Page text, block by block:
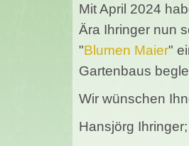
Mit April 2024
Ära Ihringer nun
"Blumen Maier"
Gartenbaus
Wir wünschen
Hansjörg